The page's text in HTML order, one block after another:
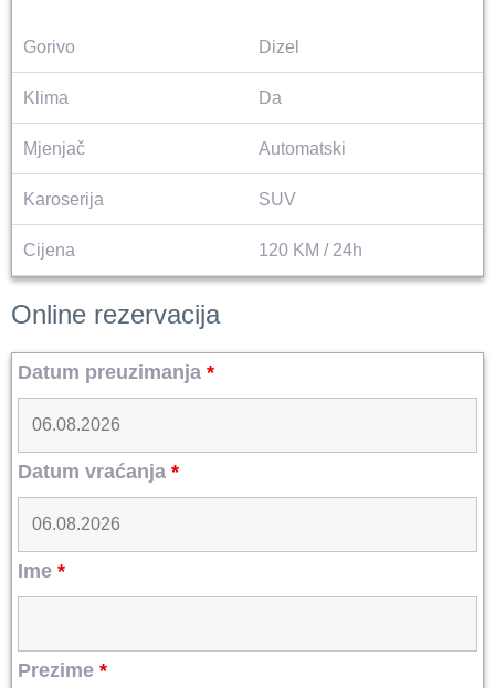
Gorivo Dizel
Klima Da
Mjenjač Automatski
Karoserija SUV
Cijena 120 KM / 24h
Online rezervacija
Datum preuzimanja *
Datum vraćanja *
Ime *
Prezime *